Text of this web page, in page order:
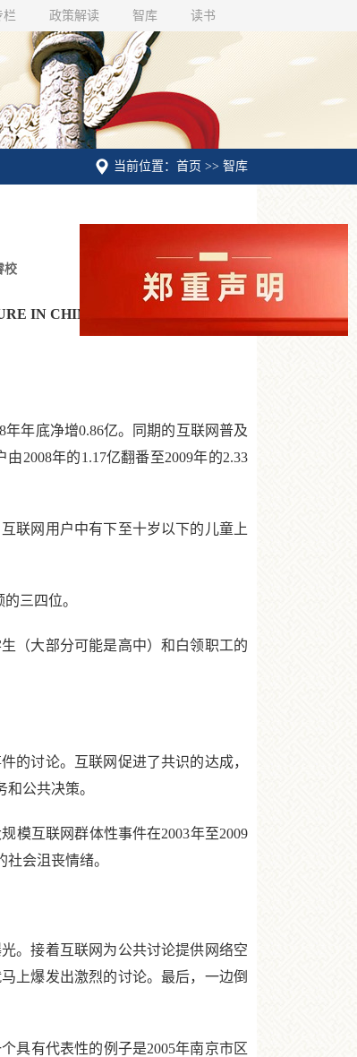
栏 政策解读 智库 读书
当前位置：首页 >> 智库
校
IN CHINA: LARGE-SCALE
年底净增0.86亿。同期的互联网普及
2008年的1.17亿翻番至2009年的2.33
联网用户中有下至十岁以下的儿童上
三四位。
（大部分可能是高中）和白领职工的
讨论。互联网促进了共识的达成，
公共决策。
互联网群体性事件在2003年至2009
会沮丧情绪。
。接着互联网为公共讨论提供网络空
上爆发出激烈的讨论。最后，一边倒
有代表性的例子是2005年南京市区